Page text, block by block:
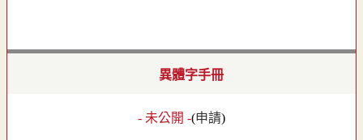
異體字手冊
- 未公開 -(申請)